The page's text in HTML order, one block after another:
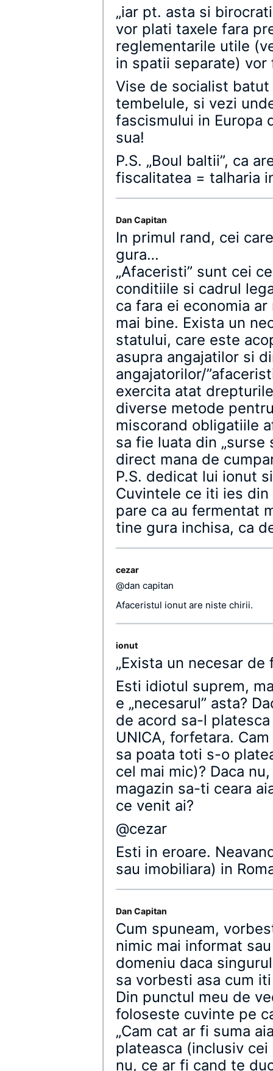
„iar pt. asta si
vor plati taxele fara
reglementarile utile
in spatii separate) vor
Vise de socialist
tembelule, si vezi
fascismului in Europa
sua!
P.S. „Boul baltii”, ca
fiscalitatea = talharia
Dan Capitan
In primul rand, cei
gura…
„Afaceristi” sunt cei
conditiile si cadrul
ca fara ei economia
mai bine. Exista un
statului, care este
asupra angajatilor si
angajatorilor/
exercita atat
diverse metode
miscorand obligatiile
sa fie luata din „surse
direct mana de
P.S. dedicat lui ionut
Cuvintele ce iti ies
pare ca au fermentat
tine gura inchisa, ca
cezar
@dan capitan
Afaceristul ionut are niste chirii.
ionut
„Exista un necesar
Esti idiotul suprem,
e „necesarul” asta?
de acord sa-l
UNICA, forfetara.
sa poata toti s-o
cel mai mic)? Daca
magazin sa-ti ceara
ce venit ai?
@cezar
Esti in eroare.
sau imobiliara) in
Dan Capitan
Cum spuneam,
nimic mai informat
domeniu daca
sa vorbesti asa cum
Din punctul meu de
foloseste cuvinte pe
„Cam cat ar fi suma
plateasca (inclusiv
nu, ce ar fi cand te